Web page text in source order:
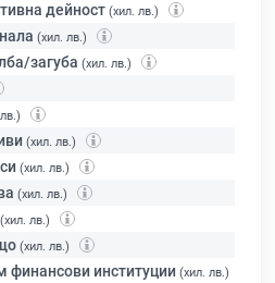
дейност (хил. лв.)
(хил. лв.)
загуба (хил. лв.)
(хил. лв.)
(хил. лв.)
(хил. лв.)
(хил. лв.)
(хил. лв.)
институции (хил. лв.)